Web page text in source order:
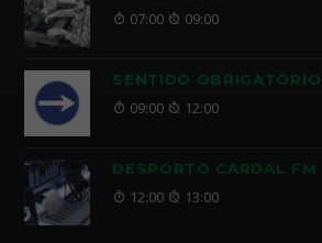
07:00 09:00
SENTIDO OBRIGATÓRIO
09:00 12:00
DESPORTO CARDAL FM
12:00 13:00